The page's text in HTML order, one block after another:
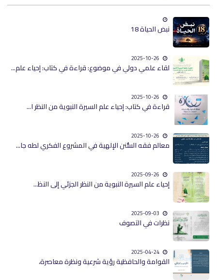
نبض الحياة 18
لقاء علمي دولي في موضوع: قراءة في كتاب: إحياء علم...
قراءة في كتاب: إحياء علم السيرة النبوية من النظر ا...
معالم فقه السُّنن الإلهية في المشروع الفكري لطه جا...
إحياء علم السيرة النبوية من النظر الجزئي إلى النظ...
نظرات في التصوف
القوامة والحافظية رؤية شرعية ونظرة معاصرة،